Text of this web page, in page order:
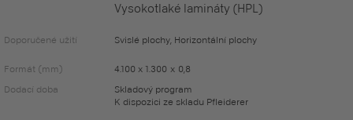
Vysokotlaké lamináty (HPL)
Doporučené užití Svislé plochy, Horizontální plochy
Formát (mm)
4.100 x 1.300 x 0,8
Dodací doba
Skladový program
K dispozici ze skladu Pfleiderer